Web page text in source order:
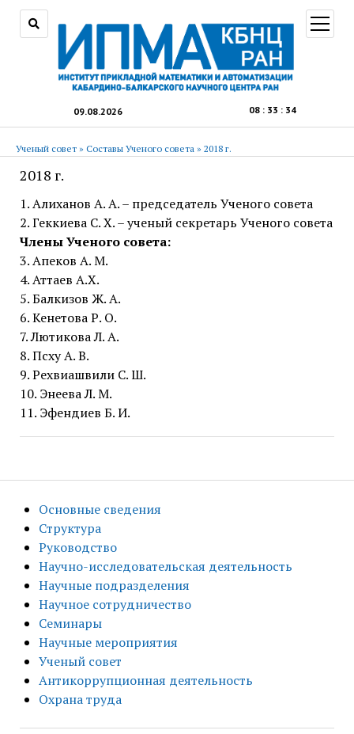
09.08.2026 08 : 33 : 35
меню
Основные сведения
Структура
Руководство
Научно-исследовательская деятельность
Научные подразделения
Научное сотрудничество
Семинары
Научные мероприятия
Ученый совет
Антикоррупционная деятельность
Охрана труда
Ученый совет » Составы Ученого совета » 2018 г.
2018 г.
1. Алиханов А. А. – председатель Ученого совета
2. Геккиева С. Х. – ученый секретарь Ученого совета
Члены Ученого совета:
3. Апеков А. М.
4. Аттаев А.Х.
5. Балкизов Ж. А.
6. Кенетова Р. О.
7. Лютикова Л. А.
8. Псху А. В.
9. Рехвиашвили С. Ш.
10. Энеева Л. М.
11. Эфендиев Б. И.